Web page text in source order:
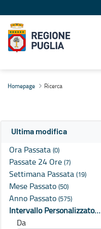
Homepage Ricerca
Ultima modifica
Ora Passata (0)
Passate 24 Ore (7)
Settimana Passata (19)
Mese Passato (50)
Anno Passato (575)
Intervallo Personalizzato…
Da